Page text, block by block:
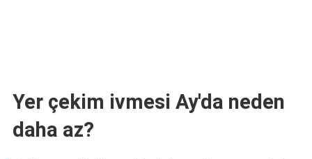
Yer çekim ivmesi Ay'da neden
daha az?